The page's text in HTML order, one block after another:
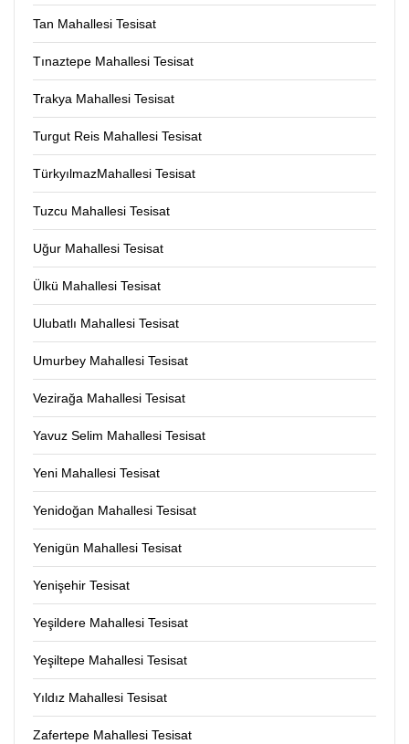
Tan Mahallesi Tesisat
Tınaztepe Mahallesi Tesisat
Trakya Mahallesi Tesisat
Turgut Reis Mahallesi Tesisat
TürkyılmazMahallesi Tesisat
Tuzcu Mahallesi Tesisat
Uğur Mahallesi Tesisat
Ülkü Mahallesi Tesisat
Ulubatlı Mahallesi Tesisat
Umurbey Mahallesi Tesisat
Vezirağa Mahallesi Tesisat
Yavuz Selim Mahallesi Tesisat
Yeni Mahallesi Tesisat
Yenidoğan Mahallesi Tesisat
Yenigün Mahallesi Tesisat
Yenişehir Tesisat
Yeşildere Mahallesi Tesisat
Yeşiltepe Mahallesi Tesisat
Yıldız Mahallesi Tesisat
Zafertepe Mahallesi Tesisat